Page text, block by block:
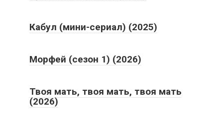
Кабул (мини-сериал) (2025)
Морфей (сезон 1) (2026)
Твоя мать, твоя мать, твоя мать
(2026)